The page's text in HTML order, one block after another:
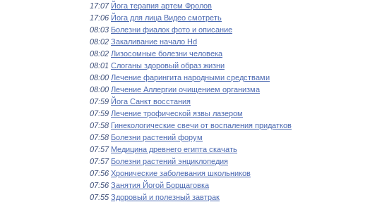
17:07 Йога терапия артем Фролов
17:06 Йога для лица Видео смотреть
08:03 Болезни фиалок фото и описание
08:02 Закаливание начало Hd
08:02 Лизосомные болезни человека
08:01 Слоганы здоровый образ жизни
08:00 Лечение фарингита народными средствами
08:00 Лечение Аллергии очищением организма
07:59 Йога Санкт восстания
07:59 Лечение трофической язвы лазером
07:58 Гинекологические свечи от воспаления придатков
07:58 Болезни растений форум
07:57 Медицина древнего египта скачать
07:57 Болезни растений энциклопедия
07:56 Хронические заболевания школьников
07:56 Занятия Йогой Борщаговка
07:55 Здоровый и полезный завтрак